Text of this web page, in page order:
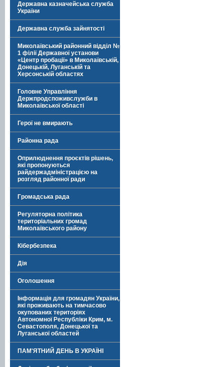
Державна казначейська служба
України
Державна служба зайнятості
Миколаївський районний відділ №
1 філії Державної установи
«Центр пробації» в Миколаївській,
Донецькій, Луганській та
Херсонській областях
Головне Управління
Держпродспоживслужби в
Миколаївської області
Герої не вмирають
Районна рада
Оприлюднення проєктів рішень,
які пропонуються
райдержадміністрацією на
розгляд районної ради
Громадська рада
Регуляторна політика
територіальних громад
Миколаївського району
Кібербезпека
Дія
Оголошення
Інформація для громадян України,
які проживають на тимчасово
окупованих територіях
Автономної Республіки Крим, м.
Севастополя, Донецької та
Луганської областей
ПАМ'ЯТНИЙ ДЕНЬ В УКРАЇНІ